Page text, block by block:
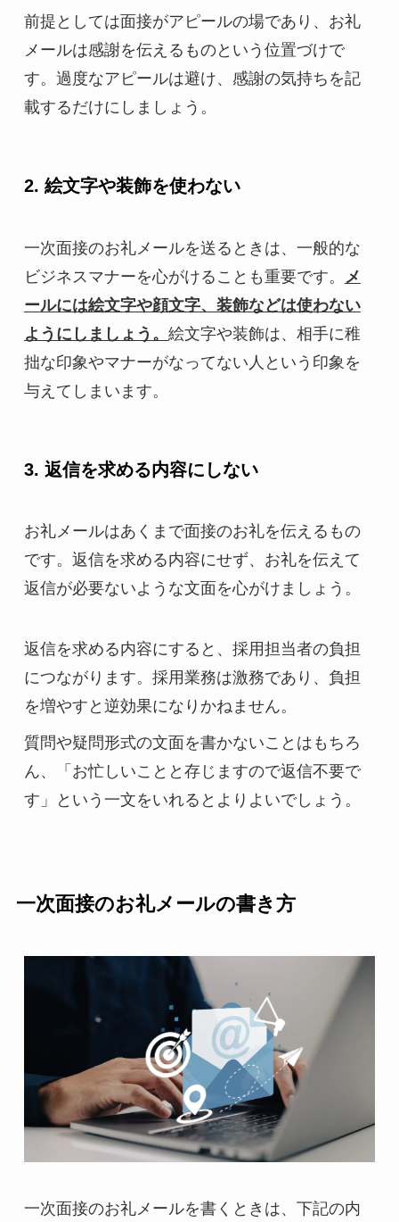
前提としては面接がアピールの場であり、お礼
メールは感謝を伝えるものという位置づけで
す。過度なアピールは避け、感謝の気持ちを記
載するだけにしましょう。
2. 絵文字や装飾を使わない
一次面接のお礼メールを送るときは、一般的な
ビジネスマナーを心がけることも重要です。
メ
ールには絵文字や顔文字、装飾などは使わない
ようにしましょう。 絵文字や装飾は、相手に稚
拙な印象やマナーがなってない人という印象を
与えてしまいます。
3. 返信を求める内容にしない
お礼メールはあくまで面接のお礼を伝えるもの
です。返信を求める内容にせず、お礼を伝えて
返信が必要ないような文面を心がけましょう。
返信を求める内容にすると、採用担当者の負担
につながります。採用業務は激務であり、負担
を増やすと逆効果になりかねません。
質問や疑問形式の文面を書かないことはもちろ
ん、「お忙しいことと存じますので返信不要で
す」という一文をいれるとよりよいでしょう。
一次面接のお礼メールの書き方
一次面接のお礼メールを書くときは、下記の内